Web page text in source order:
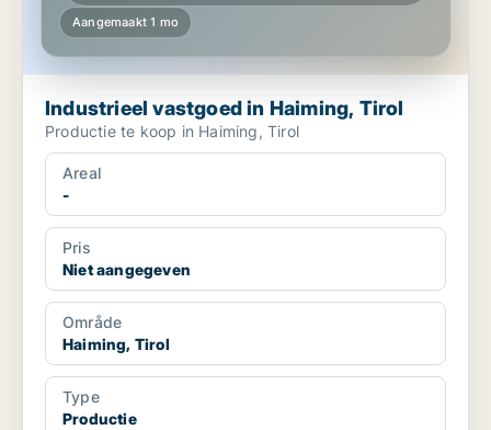
Aangemaakt 1 mo
Industrieel vastgoed in Haiming, Tirol
Productie te koop in Haiming, Tirol
Areal
-
Pris
Niet aangegeven
Område
Haiming, Tirol
Type
Productie